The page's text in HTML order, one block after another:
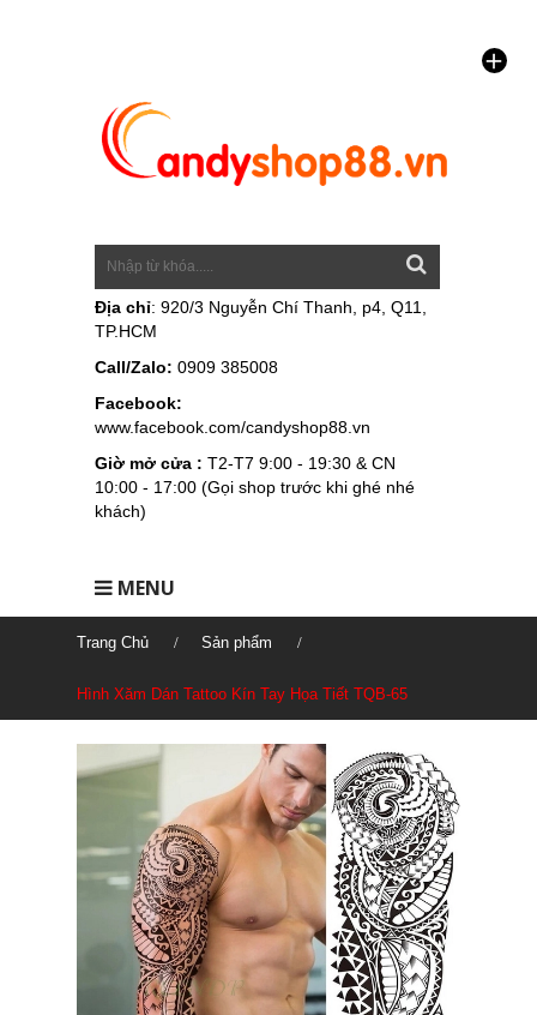
Địa chỉ: 920/3 Nguyễn Chí Thanh, p4, Q11,
TP.HCM
Call/Zalo: 0909 385008
Facebook:
www.facebook.com/candyshop88.vn
Giờ mở cửa : T2-T7 9:00 - 19:30 & CN
10:00 - 17:00 (Gọi shop trước khi ghé nhé
khách)
MENU
Trang Chủ Sản phẩm
Hình Xăm Dán Tattoo Kín Tay Họa Tiết TQB-65